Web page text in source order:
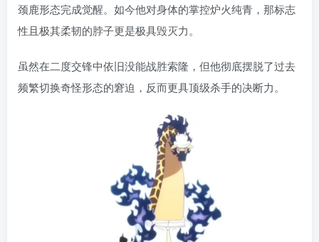
颈鹿形态完成觉醒。如今他对身体的掌控炉火纯青，那标志
性且极其柔韧的脖子更是极具毁灭力。
虽然在二度交锋中依旧没能战胜索隆，但他彻底摆脱了过去
频繁切换奇怪形态的窘迫，反而更具顶级杀手的决断力。